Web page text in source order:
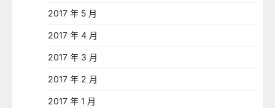
2017 年 5 月
2017 年 4 月
2017 年 3 月
2017 年 2 月
2017 年 1 月